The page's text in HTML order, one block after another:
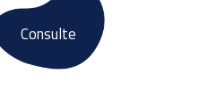
Consulte